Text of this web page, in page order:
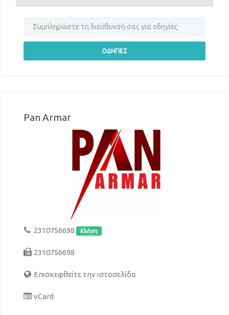
Pan Armar
2310756698 Κλήση
2310756698
Επισκεφθείτε την ιστοσελίδα
vCard